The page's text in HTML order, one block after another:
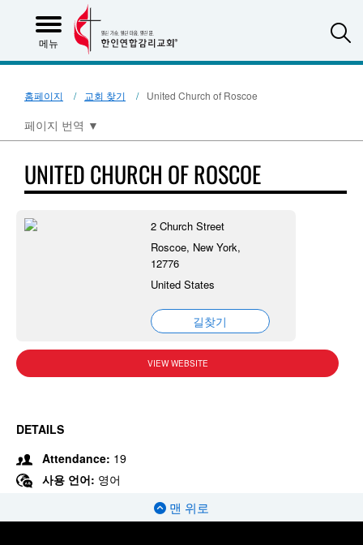
메뉴
홈페이지 교회 찾기 United Church of Roscoe
페이지 번역 ▼
UNITED CHURCH OF ROSCOE
2 Church Street
Roscoe, New York,
12776
United States
길찾기
VIEW WEBSITE
DETAILS
Attendance: 19
사용 언어: 영어
맨 위로